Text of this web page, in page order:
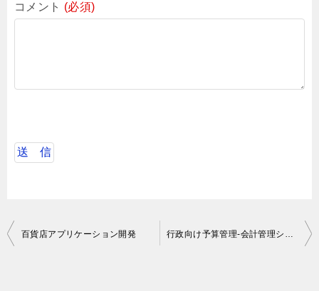
コメント (必須)
投
百貨店アプリケーション開発 行政向け予算管理-会計管理システムのバックエンド開発支援